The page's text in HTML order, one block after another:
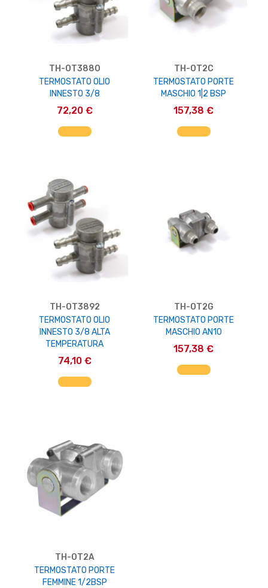
TH-OT3880
TERMOSTATO OLIO
INNESTO 3/8
72,20 €
AGGIUNGI AL CARRELLO
TH-OT2C
TERMOSTATO PORTE
MASCHIO 1|2 BSP
157,38 €
AGGIUNGI AL CARRELLO
TH-OT3892
TERMOSTATO OLIO
INNESTO 3/8 ALTA
TEMPERATURA
74,10 €
AGGIUNGI AL CARRELLO
TH-OT2G
TERMOSTATO PORTE
MASCHIO AN10
157,38 €
AGGIUNGI AL CARRELLO
TH-OT2A
TERMOSTATO PORTE
FEMMINE 1/2BSP